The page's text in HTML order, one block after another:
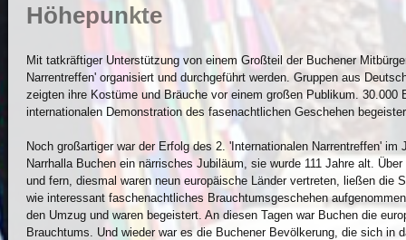
Höhepunkte
Mit tatkräftiger Unterstützung von einem Großteil der Buchener
Narrentreffen' organisiert und durchgeführt werden. Gruppen aus
zeigten ihre Kostüme und Bräuche vor einem großen Publikum. 30.000
internationalen Demonstration des fasenachtlichen Geschehen
Noch großartiger war der Erfolg des 2. 'Internationalen Narrentreffen'
Narrhalla Buchen ein närrisches Jubiläum, sie wurde 111 Jahre alt.
und fern, diesmal waren neun europäische Länder vertreten, ließen die
wie interessant faschenachtliches Brauchtumsgeschehen
den Umzug und waren begeistert. An diesen Tagen war Buchen die
Brauchtums. Und wieder war es die Buchener Bevölkerung, die sich in